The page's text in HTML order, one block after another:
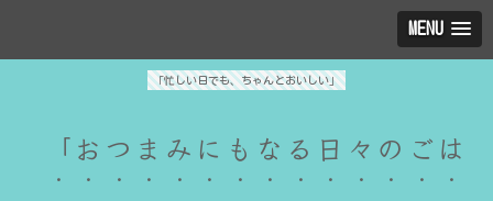
MENU
「忙しい日でも、ちゃんとおいしい」
「おつまみにもなる日々のごは